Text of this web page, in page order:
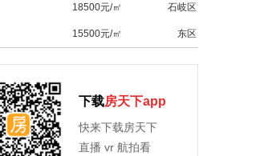
18500元/㎡ 石岐区
15500元/㎡ 东区
下载房天下app
快来下载房天下
直播 vr 航拍看